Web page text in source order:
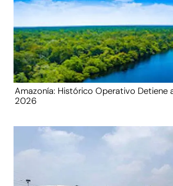
Amazonía: Histórico Operativo Detiene
2026